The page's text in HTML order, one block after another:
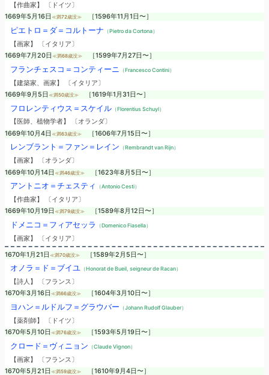
【作曲家】 〔ドイツ〕
1669年5月16日 ≪満72歳没≫ ［1596年11月1日〜］
ピエトロ＝ダ＝コルトーナ （Pietro da Cortona）
【画家】 〔イタリア〕
1669年7月20日 ≪満68歳没≫ ［1599年7月27日〜］
フランチェスコ＝コンティーニ （Francesco Contini）
【建築家、画家】 〔イタリア〕
1669年9月5日 ≪満50歳没≫ ［1619年1月31日〜］
フロレンティウス＝スケイル（Florentius Schuyl）
【医師、植物学者】 〔オランダ〕
1669年10月4日 ≪満63歳没≫ ［1606年7月15日〜］
レンブラント＝ファン＝レイン （Rembrandt van Rijn）
【画家】 〔オランダ〕
1669年10月14日 ≪満46歳没≫ ［1623年8月5日〜］
アントニオ＝チェスティ （Antonio Cesti）
【作曲家】 〔イタリア〕
1669年10月19日 ≪満79歳没≫ ［1589年8月12日〜］
ドメニコ＝フィアセッラ （Domenico Fiasella）
【画家】 〔イタリア〕
1670年1月21日 ≪満70歳没≫ ［1589年2月5日〜］
オノラ＝ド＝ブイユ（Honorat de Bueil, seigneur de Racan）
【詩人】 〔フランス〕
1670年3月16日 ≪満66歳没≫ ［1604年3月10日〜］
ヨハン＝ルドルフ＝グラウバー （Johann Rudolf Glauber）
【薬剤師】 〔ドイツ〕
1670年5月10日 ≪満76歳没≫ ［1593年5月19日〜］
クロード＝ヴィニョン （Claude Vignon）
【画家】 〔フランス〕
1670年5月21日 ≪満59歳没≫ ［1610年9月4日〜］